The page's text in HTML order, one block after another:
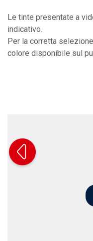
Le tinte presentate a
indicativo.
Per la corretta
colore disponibile sul